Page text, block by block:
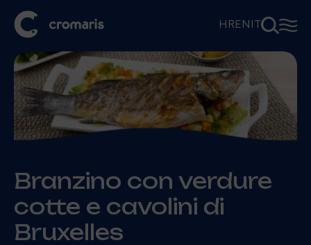
HREN IT⚲☰
Branzino con verdure
cotte e cavolini di
Bruxelles